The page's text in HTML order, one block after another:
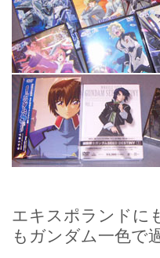
エキスポランドに
もガンダム一色で